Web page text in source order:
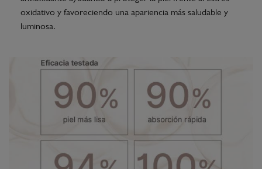
oxidativo y favoreciendo una apariencia más saludable y
luminosa.